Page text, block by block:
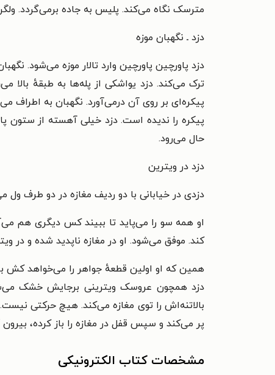
مترسک نگاه می‌کند. پلیس به جاده برمی‌گردد.
دزد ـ نگهبان موزه
دزد پاورچین پاورچین وارد تالار موزه می‌شود.
ترک می‌کند. دزد یواشکی از پله‌ها به طبقهٔ بالا
پیکره‌ای بر روی آن درمی‌آورد. نگهبان به اطراف
پیکره را ندیده است. دزد خیلی آهسته از ستون
حال می‌رود.
دزد در ویترین
دزدی در خیابانی با دو ردیف مغازه در دو طرف
او همه سو را می‌پاید تا ببیند کس دیگری هم
کند. موفق می‌شود. او در مغازه ناپدید شده و در
همین که او اولین قطعهٔ جواهر را می‌خواهد کش
دزد همچون عروسک ویترینی برجایش خشک
بالاتنه‌اش را توی مغازه می‌کند. هیچ حرکتی
پر می‌کند و سپس قفل در مغازه را باز کرده،
مشخصات کتاب الکترونیکی